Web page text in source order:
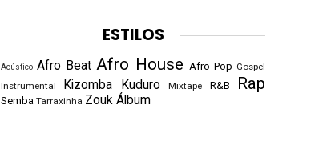
ESTILOS
Acústico Afro Beat Afro House Afro Pop Gospel
Instrumental
Kizomba Kuduro Mixtape R&B Rap
Semba Tarraxinha Zouk Álbum